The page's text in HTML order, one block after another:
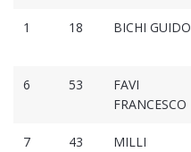
1 18 BICHI GUIDO
6 53
FAVI
FRANCESCO
7 43
MILLI